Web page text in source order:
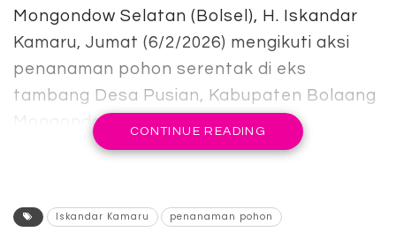
Mongondow Selatan (Bolsel), H. Iskandar
Kamaru, Jumat (6/2/2026) mengikuti aksi
penanaman pohon serentak di eks
tambang Desa Pusian, Kabupaten Bolaang
Mongondow.
(Sulut), Jacob H. Pettipellohy, Bupati
CONTINUE READING
Iskandar Kamaru penanaman pohon